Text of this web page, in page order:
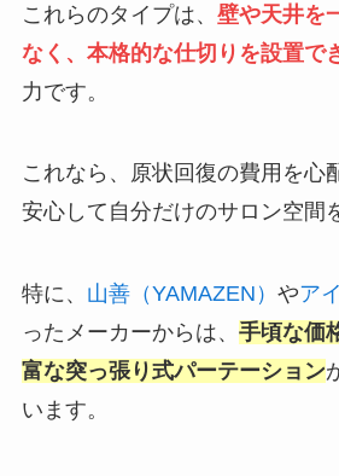
これらのタイプは、 壁や天井を
なく、本格的な仕切りを設置で
力です。
これなら、原状回復の費用を心
安心して自分だけのサロン空間
特に、 山善（YAMAZEN） やア
ったメーカーからは、 手頃な価
富な突っ張り式パーテーション
います。